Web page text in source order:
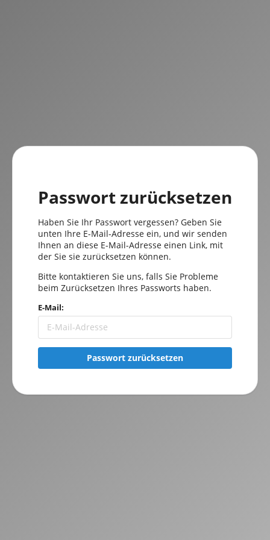
Passwort zurücksetzen
Haben Sie Ihr Passwort vergessen? Geben Sie
unten Ihre E-Mail-Adresse ein, und wir senden
Ihnen an diese E-Mail-Adresse einen Link, mit
der Sie sie zurücksetzen können.
Bitte kontaktieren Sie uns, falls Sie Probleme
beim Zurücksetzen Ihres Passworts haben.
E-Mail:
Passwort zurücksetzen